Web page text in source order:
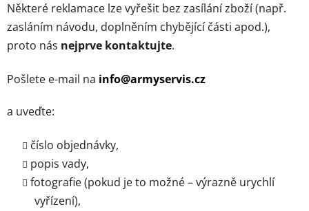
Některé reklamace lze vyřešit bez zasílání zboží (např.
zasláním návodu, doplněním chybějící části apod.),
proto nás nejprve kontaktujte.
Pošlete e-mail na info@armyservis.cz
a uveďte:
číslo objednávky,
popis vady,
fotografie (pokud je to možné – výrazně urychlí
vyřízení),